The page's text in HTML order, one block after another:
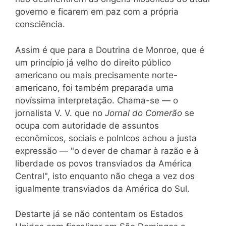
governo e ficarem em paz com a própria
consciência.
Assim é que para a Doutrina de Monroe, que é
um princípio já velho do direito público
americano ou mais precisamente norte-
americano, foi também preparada uma
novíssima interpretação. Chama-se — o
jornalista V. V. que no Jornal do Comerão se
ocupa com autoridade de assuntos
econômicos, sociais e polnlcos achou a justa
expressão — "o dever de chamar à razão e à
liberdade os povos transviados da América
Central", isto enquanto não chega a vez dos
igualmente transviados da América do Sul.
Destarte já se não contentam os Estados